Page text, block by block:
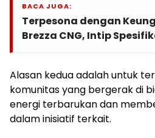
BACA JUGA:
Terpesona dengan
Brezza CNG, Intip
Alasan kedua adalah untuk
komunitas yang bergerak di
energi terbarukan dan
dalam inisiatif terkait.